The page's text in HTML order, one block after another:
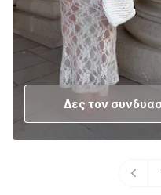
Δες τον